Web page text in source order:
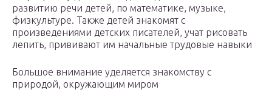
развитию речи детей, по математике, музыке,
физкультуре. Также детей знакомят с
произведениями детских писателей, учат рисовать
лепить, прививают им начальные трудовые навыки
Большое внимание уделяется знакомству с
природой, окружающим миром